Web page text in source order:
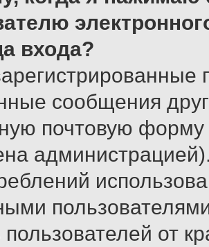
входа?
сообщения
почтовую
от